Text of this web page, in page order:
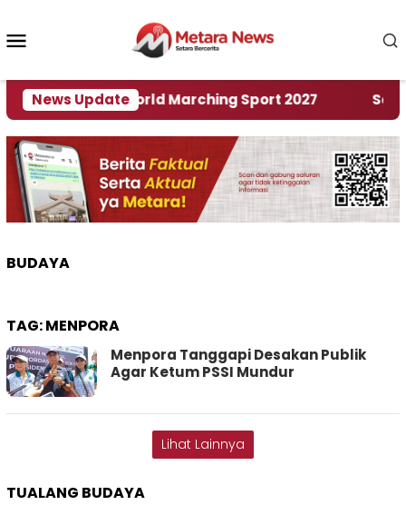
konten
News Update
Rumah World Marching Sport 2027 ‎Soal
BUDAYA
TAG:MENPORA
Menpora Tanggapi Desakan Publik
Agar Ketum PSSI Mundur
Lihat Lainnya
TUALANG BUDAYA